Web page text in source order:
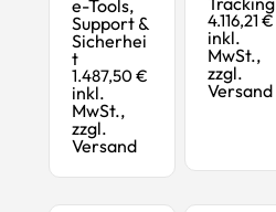
e-Tools,
Support &
Sicherhei
t
1.487,50 €
inkl.
MwSt.,
zzgl.
Versand
4.116,21 €
inkl.
MwSt.,
zzgl.
Versand